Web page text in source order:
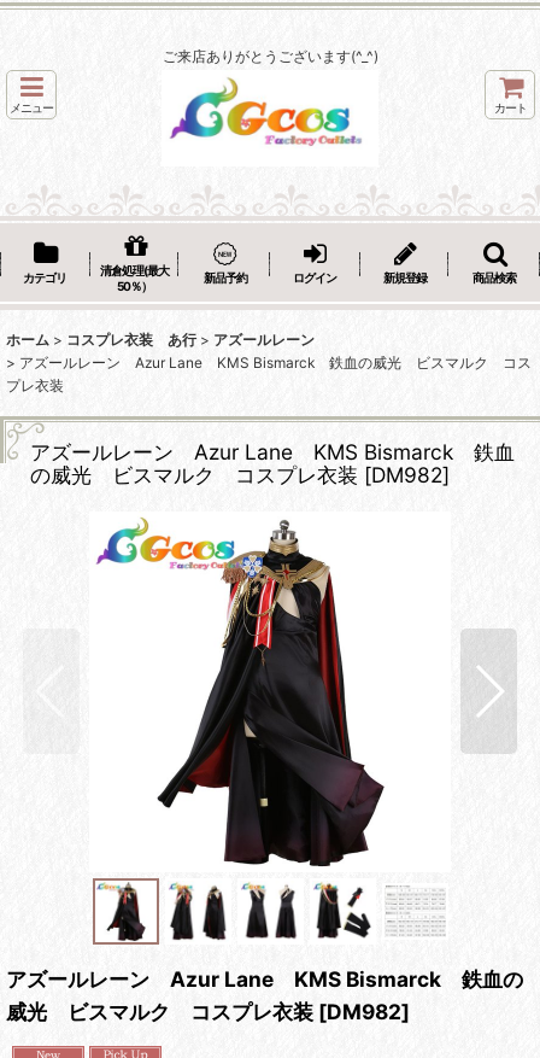
ご来店ありがとうございます(^_^)
メニュー カート
カテゴリ
清倉処理(最大
50％）
新品予約 ログイン 新規登録 商品検索
ホーム > コスプレ衣装 あ行 > アズールレーン
> アズールレーン Azur Lane KMS Bismarck 鉄血の威光 ビスマルク コス
プレ衣装
アズールレーン Azur Lane KMS Bismarck 鉄血
の威光 ビスマルク コスプレ衣装 [DM982]
アズールレーン Azur Lane KMS Bismarck 鉄血の
威光 ビスマルク コスプレ衣装 [DM982]